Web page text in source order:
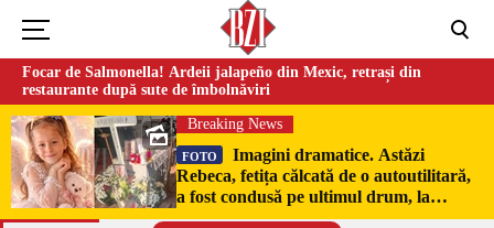
Focar de Salmonella! Ardeii jalapeño din Mexic, retrași din
restaurante după sute de îmbolnăviri
Breaking News
FOTO
Imagini dramatice. Astăzi
Rebeca, fetița călcată de o autoutilitară,
a fost condusă pe ultimul drum, la
Poduri. În sicriul alb al micuței au fost